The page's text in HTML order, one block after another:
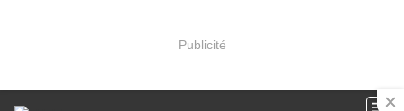
Publicité